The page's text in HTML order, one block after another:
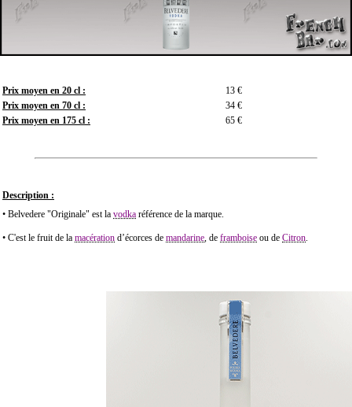
Prix moyen en 20 cl :
13 €
Prix moyen en 70 cl :
34 €
Prix moyen en 175 cl :
65 €
Description :
• Belvedere "Originale" est la vodka référence de la marque.
• C'est le fruit de la macération d’écorces de mandarine, de framboise ou de Citron.